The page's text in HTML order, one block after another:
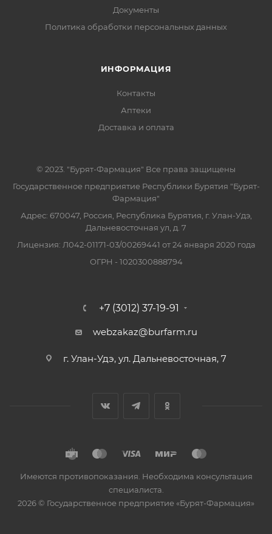
Документы
Политика обработки персональных данных
ИНФОРМАЦИЯ
Контакты
Аптеки
Доставка и оплата
© 2023. "Бурят-Фармация" Все права защищены
Государственное предприятие Республики Бурятия "Бурят-
Фармация"
Адрес: 670047, Россия, Республика Бурятия, г. Улан-Удэ,
Дальневосточная ул, д. 7
Лицензия: Л042-01171-03/00269441 от 24 января 2020 года
ОГРН - 1020300888794
+7 (3012) 37-19-91
webzakaz@burfarm.ru
г. Улан-Удэ, ул. Дальневосточная, 7
Имеются противопоказания. Необходима консультация
специалиста.
2026 © Государственное предприятие «Бурят-Фармация»